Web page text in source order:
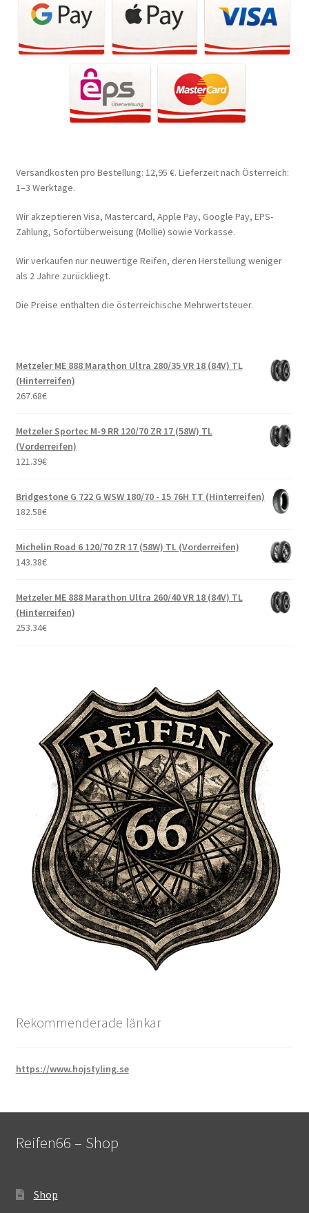
Versandkosten pro Bestellung: 12,95 €. Lieferzeit nach Österreich:
1–3 Werktage.
Wir akzeptieren Visa, Mastercard, Apple Pay, Google Pay, EPS-
Zahlung, Sofortüberweisung (Mollie) sowie Vorkasse.
Wir verkaufen nur neuwertige Reifen, deren Herstellung weniger
als 2 Jahre zurückliegt.
Die Preise enthalten die österreichische Mehrwertsteuer.
Metzeler ME 888 Marathon Ultra 280/35 VR 18 (84V) TL
(Hinterreifen)
267.68€
Metzeler Sportec M-9 RR 120/70 ZR 17 (58W) TL
(Vorderreifen)
121.39€
Bridgestone G 722 G WSW 180/70 - 15 76H TT (Hinterreifen)
182.58€
Michelin Road 6 120/70 ZR 17 (58W) TL (Vorderreifen)
143.38€
Metzeler ME 888 Marathon Ultra 260/40 VR 18 (84V) TL
(Hinterreifen)
253.34€
Rekommenderade länkar
https://www.hojstyling.se
Reifen66 – Shop
Shop